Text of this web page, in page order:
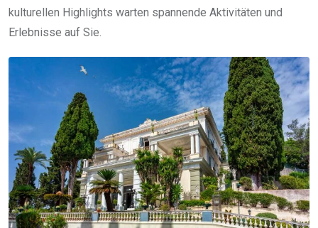
kulturellen Highlights warten spannende Aktivitäten und
Erlebnisse auf Sie.